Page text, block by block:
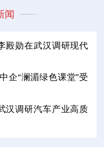
闻
殿勋在武汉调研现代
企“澜湄绿色课堂”受
汉调研汽车产业高质